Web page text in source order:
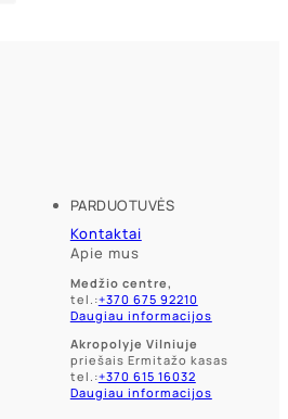
PARDUOTUVĖS
Kontaktai
Apie mus
Medžio centre,
tel.:+370 675 92210
Daugiau informacijos
Akropolyje Vilniuje
priešais Ermitažo kasas
tel.:+370 615 16032
Daugiau informacijos